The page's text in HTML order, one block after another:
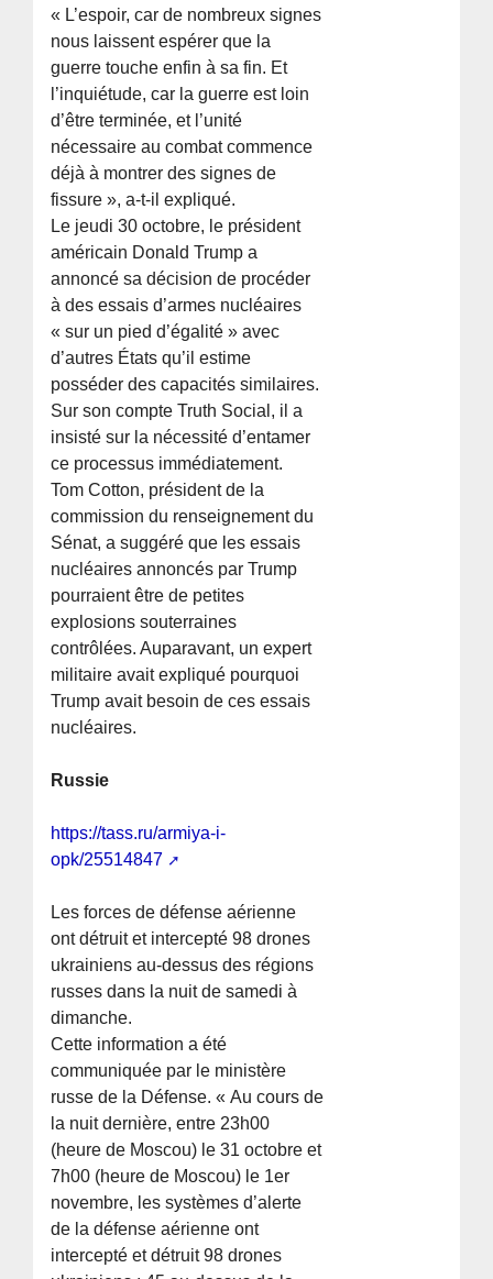
« L’espoir, car de nombreux signes
nous laissent espérer que la
guerre touche enfin à sa fin. Et
l’inquiétude, car la guerre est loin
d’être terminée, et l’unité
nécessaire au combat commence
déjà à montrer des signes de
fissure », a-t-il expliqué.
Le jeudi 30 octobre, le président
américain Donald Trump a
annoncé sa décision de procéder
à des essais d’armes nucléaires
« sur un pied d’égalité » avec
d’autres États qu’il estime
posséder des capacités similaires.
Sur son compte Truth Social, il a
insisté sur la nécessité d’entamer
ce processus immédiatement.
Tom Cotton, président de la
commission du renseignement du
Sénat, a suggéré que les essais
nucléaires annoncés par Trump
pourraient être de petites
explosions souterraines
contrôlées. Auparavant, un expert
militaire avait expliqué pourquoi
Trump avait besoin de ces essais
nucléaires.
Russie
https://tass.ru/armiya-i-
opk/25514847
Les forces de défense aérienne
ont détruit et intercepté 98 drones
ukrainiens au-dessus des régions
russes dans la nuit de samedi à
dimanche.
Cette information a été
communiquée par le ministère
russe de la Défense. « Au cours de
la nuit dernière, entre 23h00
(heure de Moscou) le 31 octobre et
7h00 (heure de Moscou) le 1er
novembre, les systèmes d’alerte
de la défense aérienne ont
intercepté et détruit 98 drones